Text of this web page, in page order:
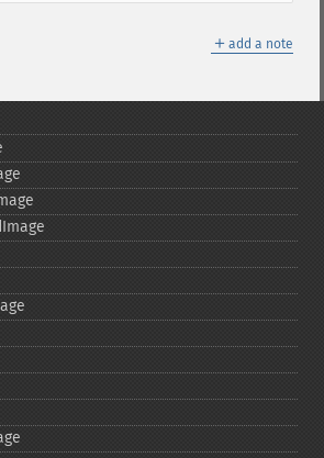
＋ add a note